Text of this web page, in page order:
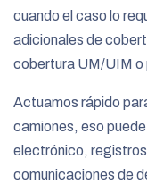
cuando el caso lo
adicionales de
cobertura UM/UIM o
Actuamos rápido
camiones, eso
electrónico,
comunicaciones de